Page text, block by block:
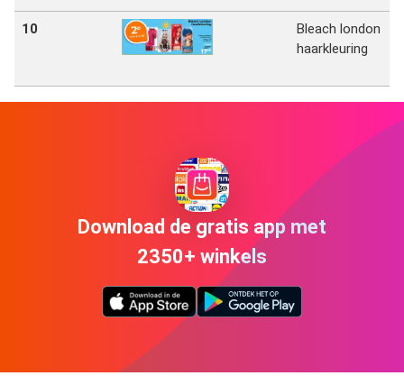
10
Bleach london
haarkleuring
Download de gratis app met
2350+ winkels